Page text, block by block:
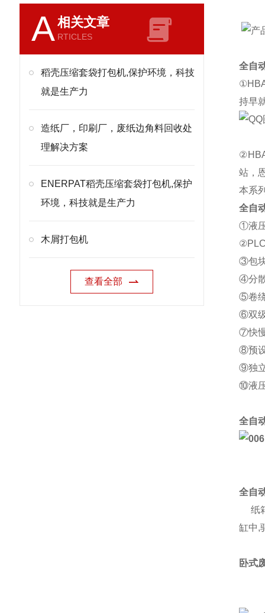
A相关文章
RTICLES
稻壳压缩套袋打包机,保护环境，科技
就是生产力
造纸厂，印刷厂，废纸边角料回收处
理解决方案
ENERPAT稻壳压缩套袋打包机,保护
环境，科技就是生产力
木屑打包机
查看全部
全自
持早
站，
本系
全自
①液
③包
④分
⑤卷
⑥双
⑦快
⑧预
⑨独
⑩液
全自
全自
纸
缸中,
卧式